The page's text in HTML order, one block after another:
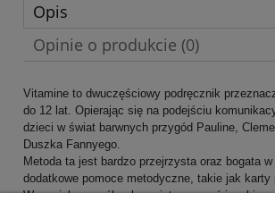
Opis
Opinie o produkcie (0)
Vitamine to dwuczęściowy podręcznik
do 12 lat. Opierając się na podejściu
dzieci w świat barwnych przygód Pauline,
Duszka Fannyego.
Metoda ta jest bardzo przejrzysta oraz bogata
dodatkowe pomoce metodyczne, takie jak karty
Wspaniały sposób, aby zainteresować